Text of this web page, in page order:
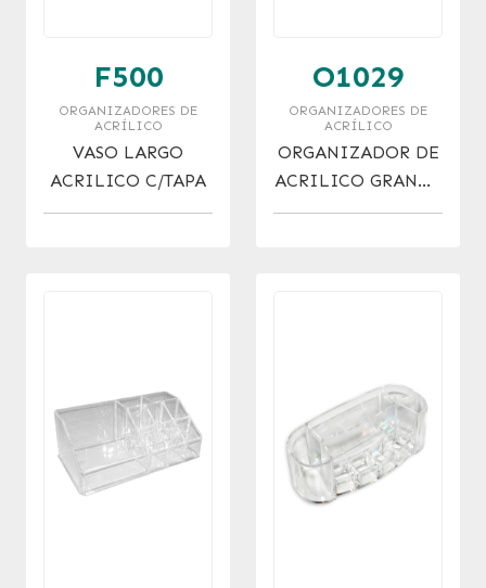
F500
ORGANIZADORES DE
ACRÍLICO
VASO LARGO
ACRILICO C/TAPA
O1029
ORGANIZADORES DE
ACRÍLICO
ORGANIZADOR DE
ACRILICO GRANDE
16 DIVISIONES.